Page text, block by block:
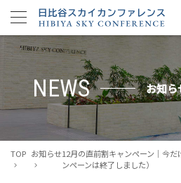
NEWS お知ら
TOP お知らせ12月の直前割キャンペーン｜今
ンペーンは終了しました）